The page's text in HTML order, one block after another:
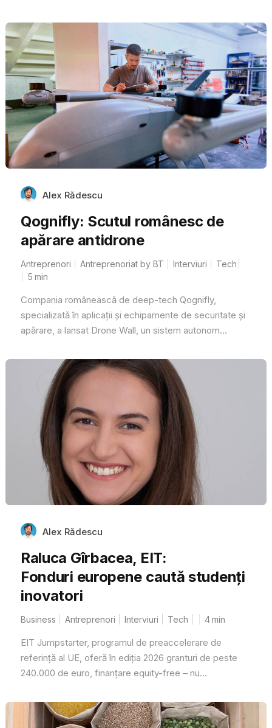
Alex Rădescu
Qognifly: Scutul românesc de
apărare antidrone
Antreprenori Antreprenoriat by BT Interviuri
Tech
5 min
Compania românească de deep-tech Qognifly,
specializată în aplicații și echipamente de securitate și
apărare, a lansat Drone Wall, un sistem autonom...
Alex Rădescu
Raluca Gîrbacea, EIT:
Fonduri europene caută studenți
inovatori
Business Antreprenori Interviuri Tech 4min
EIT Jumpstarter, programul de preaccelerare de
referință al UE, oferă în ediția 2026 granturi de peste
240.000 de euro, finanțare equity-free – nu...